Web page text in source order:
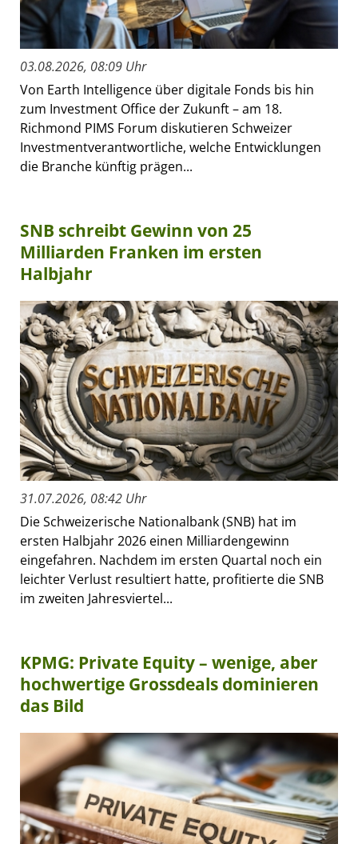
03.08.2026, 08:09 Uhr
Von Earth Intelligence über digitale Fonds bis hin
zum Investment Office der Zukunft – am 18.
Richmond PIMS Forum diskutieren Schweizer
Investmentverantwortliche, welche Entwicklungen
die Branche künftig prägen...
SNB schreibt Gewinn von 25
Milliarden Franken im ersten
Halbjahr
31.07.2026, 08:42 Uhr
Die Schweizerische Nationalbank (SNB) hat im
ersten Halbjahr 2026 einen Milliardengewinn
eingefahren. Nachdem im ersten Quartal noch ein
leichter Verlust resultiert hatte, profitierte die SNB
im zweiten Jahresviertel...
KPMG: Private Equity – wenige, aber
hochwertige Grossdeals dominieren
das Bild